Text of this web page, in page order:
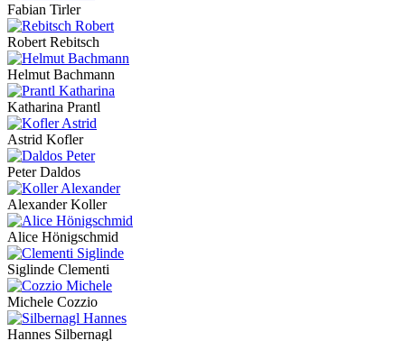
Fabian Tirler
Robert Rebitsch
Helmut Bachmann
Katharina Prantl
Astrid Kofler
Peter Daldos
Alexander Koller
Alice Hönigschmid
Siglinde Clementi
Michele Cozzio
Hannes Silbernagl